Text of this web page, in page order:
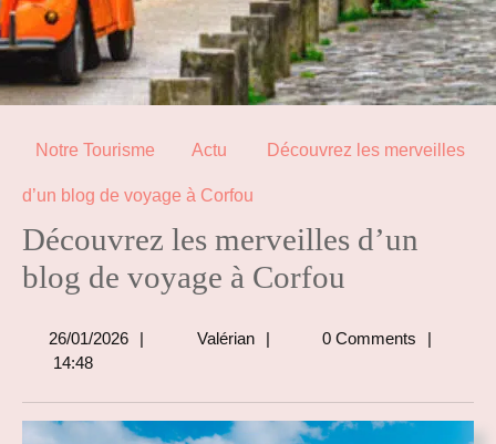
Notre Tourisme Actu Découvrez les merveilles
d’un blog de voyage à Corfou
Découvrez les merveilles d’un
blog de voyage à Corfou
26/01/2026 26/01/2026
Valérian Valérian0 Comments
14:48